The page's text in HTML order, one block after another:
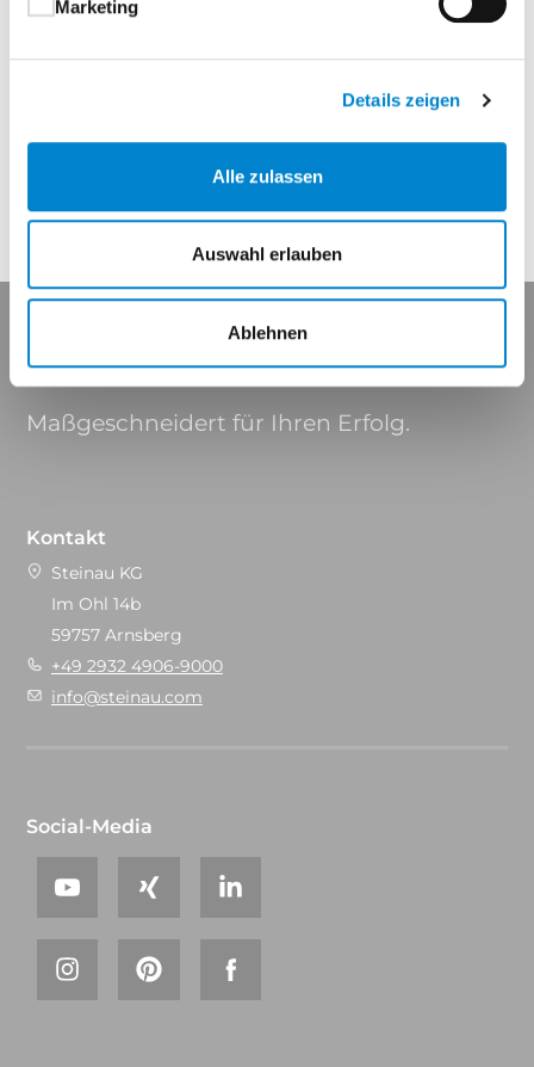
Marketing
Details zeigen
Alle zulassen
Auswahl erlauben
Ablehnen
Bandgegenseite: Kopfmontage auf der
Maßgeschneidert für Ihren Erfolg.
Kontakt
Steinau KG
Im Ohl 14b
59757 Arnsberg
+49 2932 4906-9000
info@steinau.com
Social-Media